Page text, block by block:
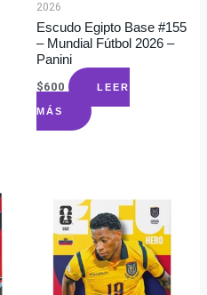
2026
Escudo Egipto Base #155
– Mundial Fútbol 2026 –
Panini
$600 LEER
MÁS